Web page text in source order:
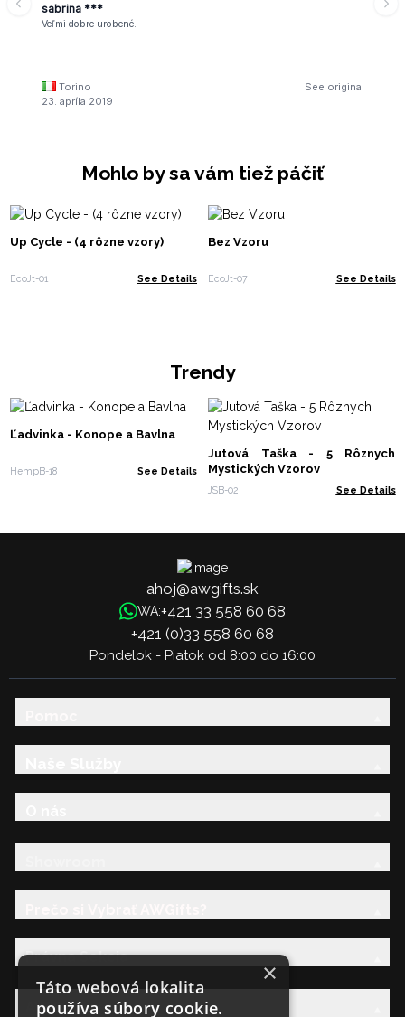
sabrina ***
Veľmi dobre urobené.
Torino
See original
23. apríla 2019
Mohlo by sa vám tiež páčiť
Up Cycle - (4 rôzne vzory)
EcoJt-01 See Details
Bez Vzoru
EcoJt-07 See Details
Trendy
Ľadvinka - Konope a Bavlna
HempB-18 See Details
Jutová Taška - 5 Rôznych
Mystických Vzorov
JSB-02 See Details
ahoj@awgifts.sk
WA:+421 33 558 60 68
+421 (0)33 558 60 68
Pondelok - Piatok od 8:00 do 16:00
Právna Sekcia
AW Rodina
×
Táto webová lokalita
používa súbory cookie.